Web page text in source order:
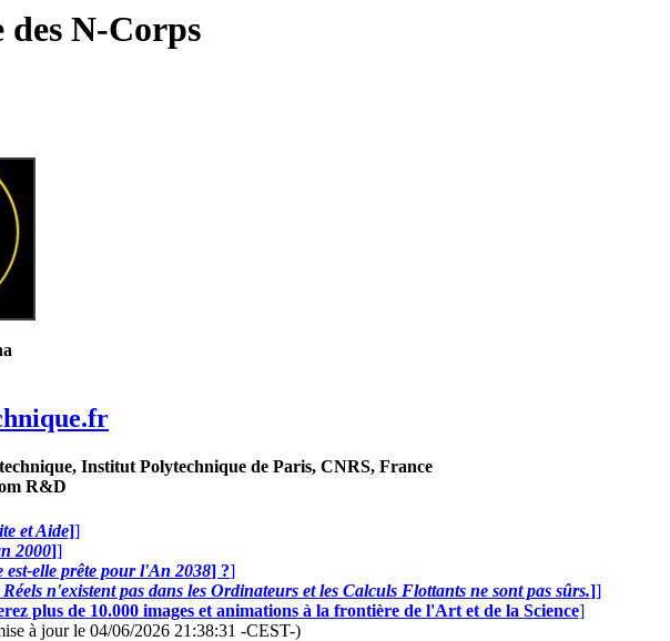
N-Corps
Institut Polytechnique de Paris, CNRS, France
R&D
et Aide]]
2000]]
elle prête pour l'An 2038] ?]
n'existent pas dans les Ordinateurs et les Calculs Flottants ne sont pas sûrs.]]
plus de 10.000 images et animations à la frontière de l'Art et de la Science]
à jour le 04/06/2026 21:38:31 -CEST-)